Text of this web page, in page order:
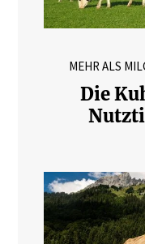
MEHR ALS
Die